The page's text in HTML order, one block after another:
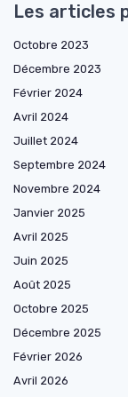
Les articles
Octobre 2023
Décembre 2023
Février 2024
Avril 2024
Juillet 2024
Septembre 2024
Novembre 2024
Janvier 2025
Avril 2025
Juin 2025
Août 2025
Octobre 2025
Décembre 2025
Février 2026
Avril 2026